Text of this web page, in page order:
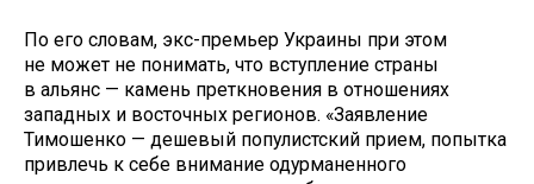
По его словам, экс-премьер Украины при этом
не может не понимать, что вступление страны
в альянс — камень преткновения в отношениях
западных и восточных регионов. «Заявление
Тимошенко — дешевый популистский прием, попытка
привлечь к себе внимание одурманенного